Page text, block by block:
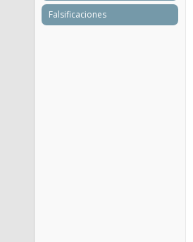
Falsificaciones